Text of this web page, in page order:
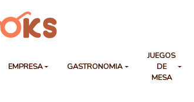
EMPRESA GASTRONOMIA
JUEGOS
DE
MESA